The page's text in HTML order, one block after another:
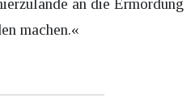
an die Ermordung
machen.«